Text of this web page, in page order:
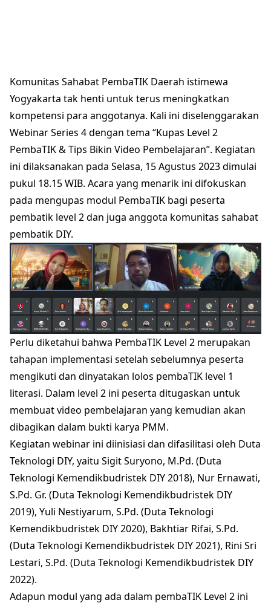
Komunitas Sahabat PembaTIK Daerah istimewa
Yogyakarta tak henti untuk terus meningkatkan
kompetensi para anggotanya. Kali ini diselenggarakan
Webinar Series 4 dengan tema “Kupas Level 2
PembaTIK & Tips Bikin Video Pembelajaran”. Kegiatan
ini dilaksanakan pada Selasa, 15 Agustus 2023 dimulai
pukul 18.15 WIB. Acara yang menarik ini difokuskan
pada mengupas modul PembaTIK bagi peserta
pembatik level 2 dan juga anggota komunitas sahabat
pembatik DIY.
Perlu diketahui bahwa PembaTIK Level 2 merupakan
tahapan implementasi setelah sebelumnya peserta
mengikuti dan dinyatakan lolos pembaTIK level 1
literasi. Dalam level 2 ini peserta ditugaskan untuk
membuat video pembelajaran yang kemudian akan
dibagikan dalam bukti karya PMM.
Kegiatan webinar ini diinisiasi dan difasilitasi oleh Duta
Teknologi DIY, yaitu Sigit Suryono, M.Pd. (Duta
Teknologi Kemendikbudristek DIY 2018), Nur Ernawati,
S.Pd. Gr. (Duta Teknologi Kemendikbudristek DIY
2019), Yuli Nestiyarum, S.Pd. (Duta Teknologi
Kemendikbudristek DIY 2020), Bakhtiar Rifai, S.Pd.
(Duta Teknologi Kemendikbudristek DIY 2021), Rini Sri
Lestari, S.Pd. (Duta Teknologi Kemendikbudristek DIY
2022).
Adapun modul yang ada dalam pembaTIK Level 2 ini